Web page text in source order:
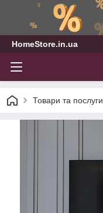
HomeStore.in.ua
Товари та послуги